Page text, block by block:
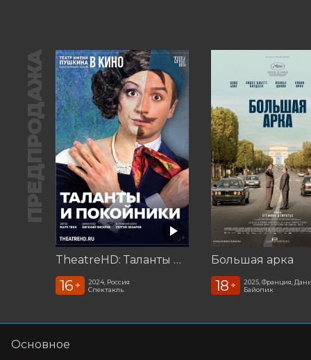
ПРЕДПРОДАЖА
TheatreHD: Таланты и покойники
16 +
2024, Россия
Спектакль
Большая арка
18 +
2025, Франция,
Байопик
Основное